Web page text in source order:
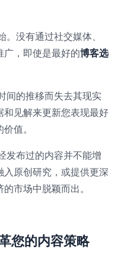
。没有通过社交媒体、
广，即使是最好的博客选
间的推移而失去其现实
和见解来更新您表现最好
值。
发布过的内容并不能增
入原创研究，或提供更深
的市场中脱颖而出。
您的内容策略